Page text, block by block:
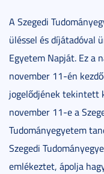
A Szegedi
üléssel és díjátadóval
Egyetem Napját. Ez a
november 11-én
jogelődjének tekintett
november 11-e a
Tudományegyetem
Szegedi
emlékeztet, ápolja